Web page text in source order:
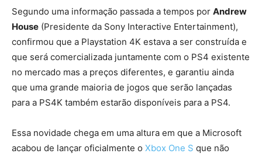
Segundo uma informação passada a tempos por Andrew
House (Presidente da Sony Interactive Entertainment),
confirmou que a Playstation 4K estava a ser construída e
que será comercializada juntamente com o PS4 existente
no mercado mas a preços diferentes, e garantiu ainda
que uma grande maioria de jogos que serão lançadas
para a PS4K também estarão disponíveis para a PS4.
Essa novidade chega em uma altura em que a Microsoft
acabou de lançar oficialmente o Xbox One S que não